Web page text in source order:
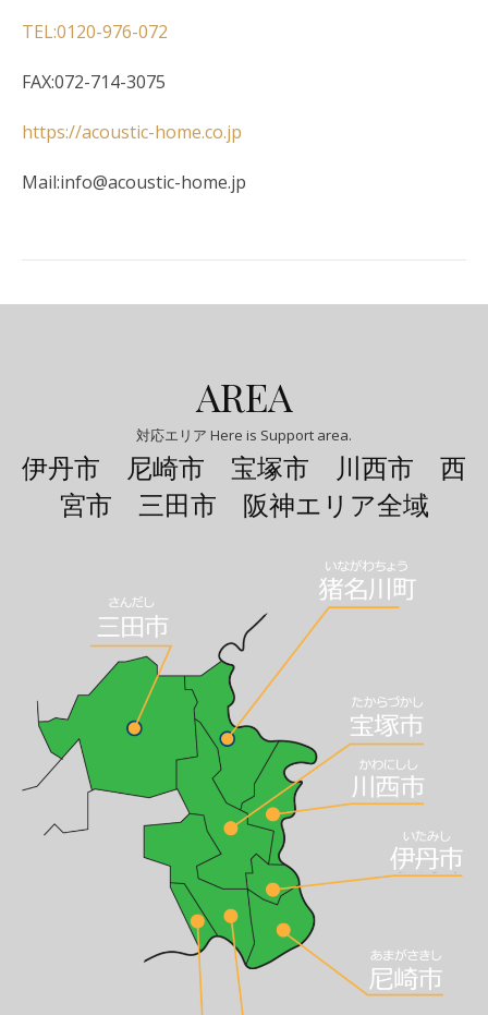
TEL:0120-976-072
FAX:072-714-3075
https://acoustic-home.co.jp
Mail:info@acoustic-home.jp
AREA
対応エリア Here is Support area.
伊丹市 尼崎市 宝塚市 川西市 西
宮市 三田市 阪神エリア全域